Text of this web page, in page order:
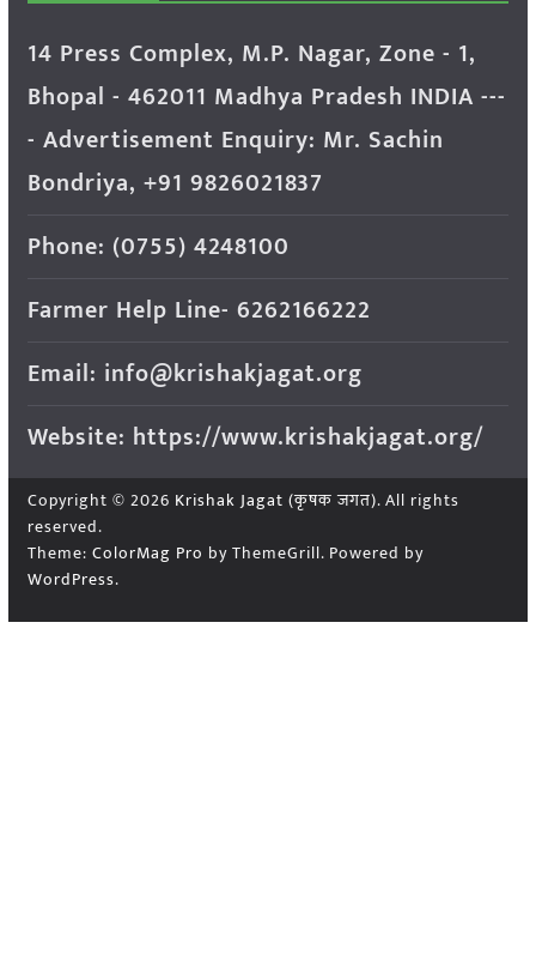
14 Press Complex, M.P. Nagar, Zone - 1,
Bhopal - 462011 Madhya Pradesh INDIA ---
- Advertisement Enquiry: Mr. Sachin
Bondriya, +91 9826021837
Phone: (0755) 4248100
Farmer Help Line- 6262166222
Email: info@krishakjagat.org
Website: https://www.krishakjagat.org/
Copyright © 2026 Krishak Jagat (कृषक जगत). All rights
reserved.
Theme: ColorMag Pro by ThemeGrill. Powered by
WordPress.